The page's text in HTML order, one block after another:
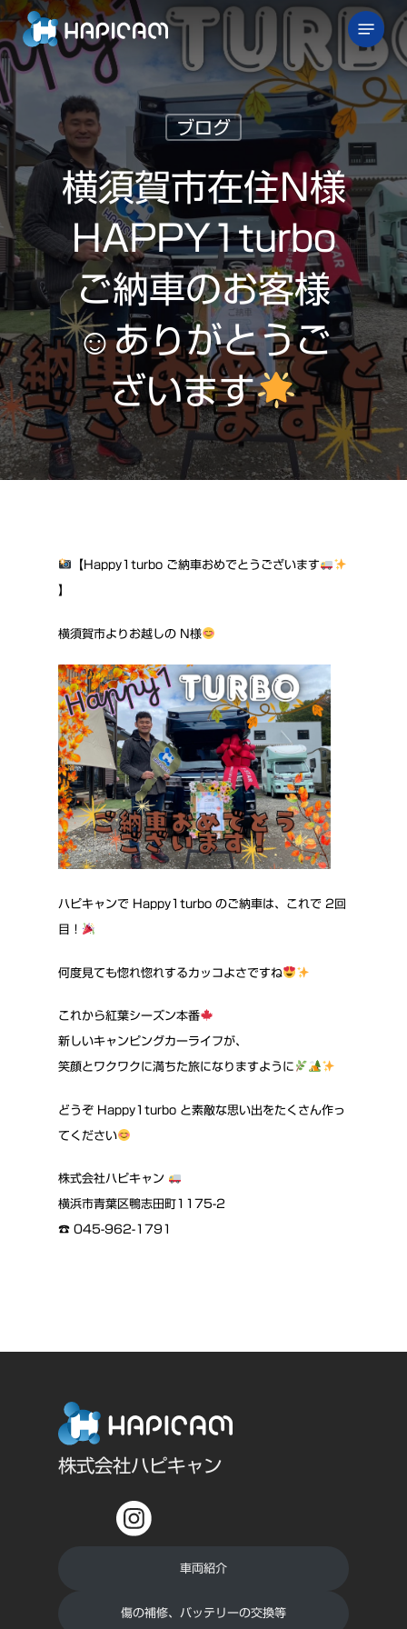
Skip
to
main
content
Menu
ブログ
横須賀市在住N様
HAPPY1turbo
ご納車のお客様
☺ありがとうご
ざいます
【Happy1turbo ご納車おめでとうございます
】
横須賀市よりお越しの N様
ハピキャンで Happy1turbo のご納車は、これで 2回
目！
何度見ても惚れ惚れするカッコよさですね
これから紅葉シーズン本番
新しいキャンピングカーライフが、
笑顔とワクワクに満ちた旅になりますように
どうぞ Happy1turbo と素敵な思い出をたくさん作っ
てください
株式会社ハピキャン
横浜市青葉区鴨志田町1175-2
☎ 045-962-1791
株式会社ハピキャン
車両紹介
傷の補修、バッテリーの交換等